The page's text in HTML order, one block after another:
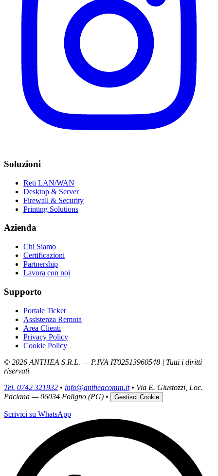
Soluzioni
Reti LAN/WAN
Desktop & Server
Firewall & Security
Printing Solutions
Azienda
Chi Siamo
Certificazioni
Partnership
Lavora con noi
Supporto
Portale Ticket
Assistenza Remota
Area Clienti
Privacy Policy
Cookie Policy
© 2026 ANTHEA S.R.L. — P.IVA IT02513960548 | Tutti i diritti
riservati
Tel. 0742 321932 • info@antheacomm.it • Via E. Giustozzi, Loc.
Paciana — 06034 Foligno (PG) • Gestisci Cookie
Scrivici su WhatsApp